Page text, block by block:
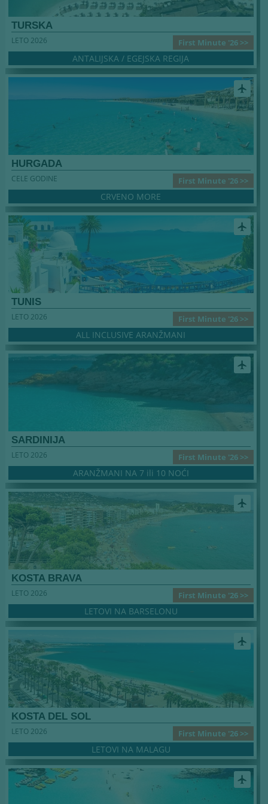
TURSKA
First Minute '26 >>
LETO 2026
ANTALIJSKA / EGEJSKA REGIJA
airplanemode_active
HURGADA
First Minute '26 >>
CELE GODINE
CRVENO MORE
airplanemode_active
TUNIS
First Minute '26 >>
LETO 2026
ALL INCLUSIVE ARANŽMANI
airplanemode_active
SARDINIJA
First Minute '26 >>
LETO 2026
ARANŽMANI NA 7 ili 10 NOĆI
airplanemode_active
KOSTA BRAVA
First Minute '26 >>
LETO 2026
LETOVI NA BARSELONU
airplanemode_active
KOSTA DEL SOL
First Minute '26 >>
LETO 2026
LETOVI NA MALAGU
airplanemode_active